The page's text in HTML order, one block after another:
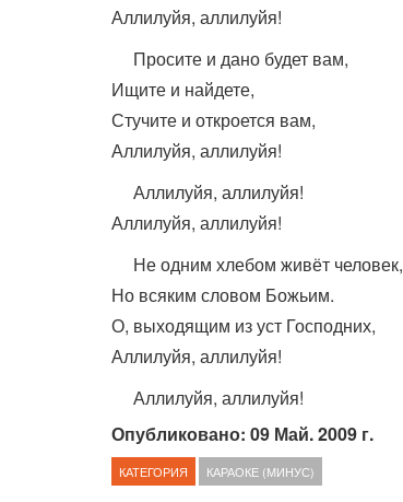
Аллилуйя, аллилуйя!
Просите и дано будет вам,
Ищите и найдете,
Стучите и откроется вам,
Аллилуйя, аллилуйя!
Аллилуйя, аллилуйя!
Аллилуйя, аллилуйя!
Не одним хлебом живёт человек,
Но всяким словом Божьим.
О, выходящим из уст Господних,
Аллилуйя, аллилуйя!
Аллилуйя, аллилуйя!
Опубликовано: 09 Май. 2009 г.
КАТЕГОРИЯ КАРАОКЕ (МИНУС)